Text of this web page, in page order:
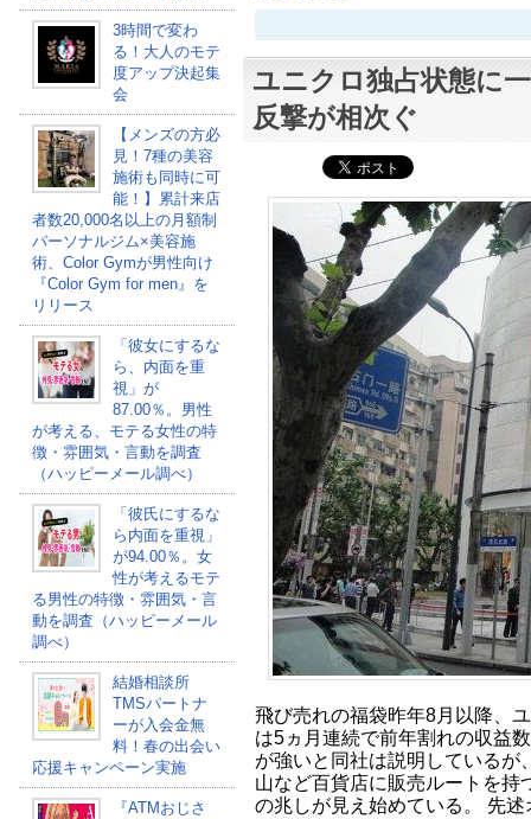
3時間で変わ
る！大人のモテ
度アップ決起集
会
【メンズの方必
見！7種の美容
施術も同時に可
能！】累計来店
者数20,000名以上の月額制
パーソナルジム×美容施
術、Color Gymが男性向け
『Color Gym for men』を
リリース
「彼女にするな
ら、内面を重
視」が
87.00％。男性
が考える、モテる女性の特
徴・雰囲気・言動を調査
（ハッピーメール調べ）
「彼氏にするな
ら内面を重視」
が94.00％。女
性が考えるモテ
る男性の特徴・雰囲気・言
動を調査（ハッピーメール
調べ）
結婚相談所
TMSパートナ
ーが入会金無
料！春の出会い
応援キャンペーン実施
『ATMおじさ
ユニクロ独占状態に
反撃が相次ぐ
飛び売れの福袋昨年8月以降、
は5ヵ月連続で前年割れの収益
が強いと同社は説明しているが
山など百貨店に販売ルートを持
の兆しが見え始めている。 先